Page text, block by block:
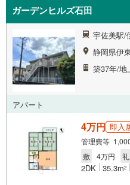
ガーデンヒルズ石田
宇佐美駅/
静岡県伊
築37年/地
アパート
4万円 即入
管理費等
敷
4万円 礼
2DK 35.3m2